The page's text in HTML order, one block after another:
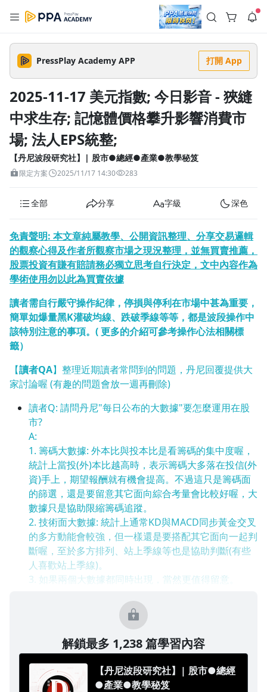
註冊領取 上千元優惠券！
公告
🌞 PPA 避暑津貼．冷氣房升級｜期間快閃活動
🥵 酷暑限時快閃｜單筆滿 NT$2,500 現折 NT$300、再贈最高
2% 點數回饋！🚀 酷暑來襲．偷偷在冷氣房升級 📈⭐️ 【冷氣房
進修 限時開跑】◾單筆滿 NT$2,500 現折 NT$300◾活動期間：
即日起 - 8/13（只有一週）-📣 酷暑季好康 \ 再加碼 /→ 點數回饋
無上限🔥購買任一課程 or 訂閱✅ 消費即享回饋 1% 點數✅ 滿
$5,000 回饋 2% 點數🎁 此為 PPA 官方帳號 Line@ 專屬活動，加
入好友👉 享有「渠道專屬活動」及「個人化推播」！
3 天前
查看全部
PressPlay Academy APP 打開 App
2025-11-17 美元指數; 今日影音 - 狹縫
中求生存; 記憶體價格攀升影響消費市
場; 法人EPS統整;
【丹尼波段研究社】| 股市●總經●產業●教學秘笈
限定方案 2025/11/17 14:30 283
全部 分享 字級 深色
免責聲明: 本文章純屬教學、公開資訊整理、分享交易邏輯
的觀察心得及作者所觀察市場之現況整理，並無買賣推薦，
股票投資有賺有賠請務必獨立思考自行決定，文中內容作為
學術使用勿以此為買賣依據
讀者需自行嚴守操作紀律，停損與停利在市場中甚為重要，
簡單如爆量黑K灌破均線、跌破季線等等，都是波段操作中
該特別注意的事項。( 更多的介紹可參考操作心法相關標
籤）
【讀者QA】整理近期讀者常問到的問題，丹尼回覆提供大
家討論喔 (有趣的問題會放一週再刪除)
讀者Q: 請問丹尼"每日公布的大數據"要怎麼運用在股
市?
A:
1. 籌碼大數據: 外本比與投本比是看籌碼的集中度喔，
統計上當投(外)本比越高時，表示籌碼大多落在投信(外
資)手上，期望報酬就有機會提高。不過這只是籌碼面
的篩選，還是要留意其它面向綜合考量會比較好喔，大
數據只是協助限縮籌碼追蹤。
2. 技術面大數據: 統計上通常KD與MACD同步黃金交叉
的多方動能會較強，但一樣還是要搭配其它面向一起判
斷喔，至於多方排列、站上季線等也是協助判斷(有些
人喜歡站上季線)。
3. 如果兩個大數據都同時出現，當然更值得留意。
解鎖最多 1,238 篇學習內容
【丹尼波段研究社】| 股市●總經
●產業●教學秘笈
--:-- --:--
播放速度
1.75x
1.5x
1.25x
1.0x
0.75x
追蹤列表 播放清單
沒有播放清單
返回播放器
清除全部